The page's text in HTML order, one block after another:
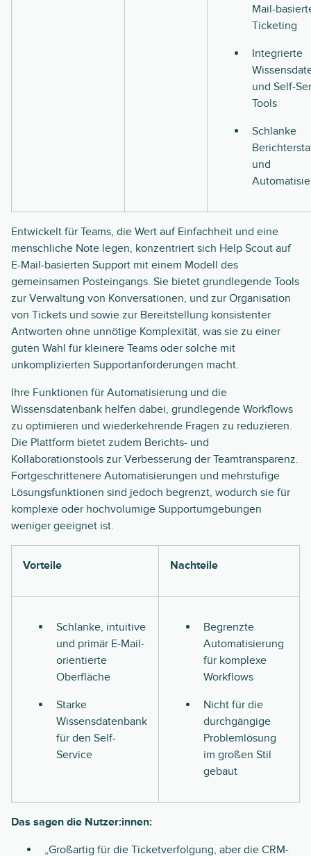
Mail-
Ticketing
Integrierte
und Self-
Tools
Schlanke
und
Entwickelt für Teams, die Wert auf Einfachheit und eine
menschliche Note legen, konzentriert sich Help Scout auf
E-Mail-basierten Support mit einem Modell des
gemeinsamen Posteingangs. Sie bietet grundlegende Tools
zur Verwaltung von Konversationen, und zur Organisation
von Tickets und sowie zur Bereitstellung konsistenter
Antworten ohne unnötige Komplexität, was sie zu einer
guten Wahl für kleinere Teams oder solche mit
unkomplizierten Supportanforderungen macht.
Ihre Funktionen für Automatisierung und die
Wissensdatenbank helfen dabei, grundlegende Workflows
zu optimieren und wiederkehrende Fragen zu reduzieren.
Die Plattform bietet zudem Berichts- und
Kollaborationstools zur Verbesserung der Teamtransparenz.
Fortgeschrittenere Automatisierungen und mehrstufige
Lösungsfunktionen sind jedoch begrenzt, wodurch sie für
komplexe oder hochvolumige Supportumgebungen
weniger geeignet ist.
Vorteile Nachteile
Schlanke, intuitive
und primär E-Mail-
orientierte
Oberfläche
Starke
Wissensdatenbank
für den Self-
Service
Begrenzte
Automatisierung
für komplexe
Workflows
Nicht für die
durchgängige
Problemlösung
im großen Stil
gebaut
Das sagen die Nutzer:innen:
„Großartig für die Ticketverfolgung, aber die CRM-